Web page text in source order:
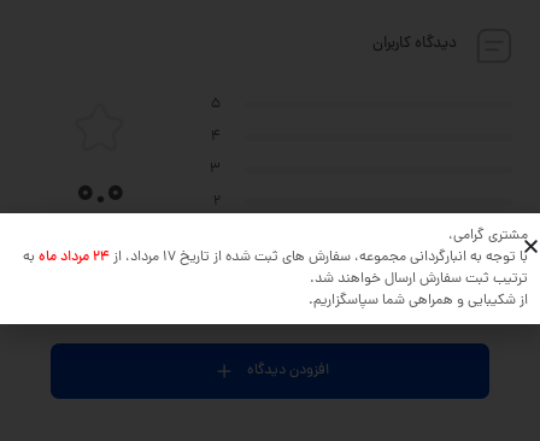
دیدگاه کاربران
5
4
3
2
0.0
نظر خود را در مورد این محصول بنویسید ...
افزودن دیدگاه
مشتری گرامی،
با توجه به انبارگردانی مجموعه، سفارش های ثبت شده از تاریخ 17 مرداد، از
24 مرداد ماه
به
ترتیب ثبت سفارش ارسال خواهند شد.
از شکیبایی و همراهی شما سپاسگزاریم.